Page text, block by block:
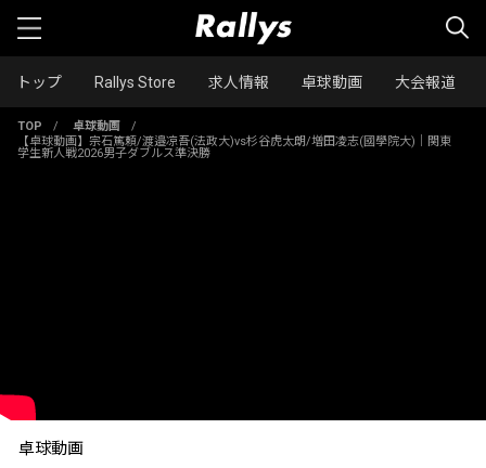
トップ Rallys Store 求人情報 卓球動画 大会報道
TOP / 卓球動画
/
【卓球動画】宗石篤頼/渡邉凉吾(法政大)vs杉谷虎太朗/増田凌志(國學院大)｜関東
学生新人戦2026男子ダブルス準決勝
卓球動画